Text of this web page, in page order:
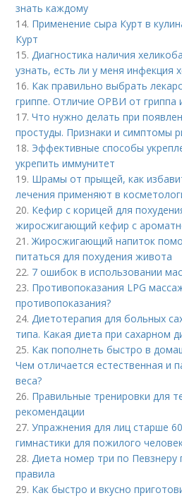
знать каждому
14. Применение сыра Курт в
Курт
15.Диагностика наличия
узнать, есть ли у меня инфекция
16. Как правильно выбрать
гриппе. Отличие ОРВИ от гриппа
17.Что нужно делать при
простуды. Признаки и симптомы
18. Эффективные способы
укрепить иммунитет
19. Шрамы от прыщей, как
лечения применяют в
20. Кефир с корицей для
жиросжигающий кефир с
21.Жиросжигающий напиток
питаться для похудения живота
22. 7 ошибок в использовании
23. Противопоказания LPG
противопоказания?
24.Диетотерапия для больных
типа. Какая диета при сахарном
25. Как пополнеть быстро в
Чем отличается естественная и
веса?
26. Правильные тренировки для
рекомендации
27.Упражнения для лиц старше
гимнастики для пожилого
28.Диета номер три по
правила
29. Как быстро и вкусно